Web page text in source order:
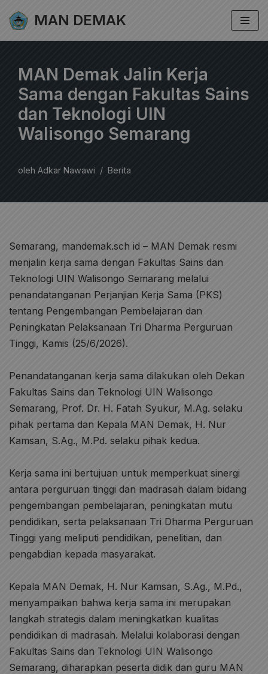
Lompat
konten
MAN DEMAK
MAN Demak Jalin Kerja
Sama dengan Fakultas Sains
dan Teknologi UIN
Walisongo Semarang
oleh Adkar Nawawi Berita
Semarang, mandemak.sch id – MAN Demak resmi
menjalin kerja sama dengan Fakultas Sains dan
Teknologi UIN Walisongo Semarang melalui
penandatanganan Perjanjian Kerja Sama (PKS)
tentang Pengembangan Pembelajaran dan
Peningkatan Pelaksanaan Tri Dharma Perguruan
Tinggi, Kamis (25/6/2026).
Penandatanganan kerja sama dilakukan oleh Dekan
Fakultas Sains dan Teknologi UIN Walisongo
Semarang, Prof. Dr. H. Fatah Syukur, M.Ag. selaku
pihak pertama dan Kepala MAN Demak, H. Nur
Kamsan, S.Ag., M.Pd. selaku pihak kedua.
Kerja sama ini bertujuan untuk memperkuat sinergi
antara perguruan tinggi dan madrasah dalam bidang
pengembangan pembelajaran, peningkatan mutu
pendidikan, serta pelaksanaan Tri Dharma Perguruan
Tinggi yang meliputi pendidikan, penelitian, dan
pengabdian kepada masyarakat.
Kepala MAN Demak, H. Nur Kamsan, S.Ag., M.Pd.,
menyampaikan bahwa kerja sama ini merupakan
langkah strategis dalam meningkatkan kualitas
pendidikan di madrasah. Melalui kolaborasi dengan
Fakultas Sains dan Teknologi UIN Walisongo
Semarang, diharapkan peserta didik dan guru MAN